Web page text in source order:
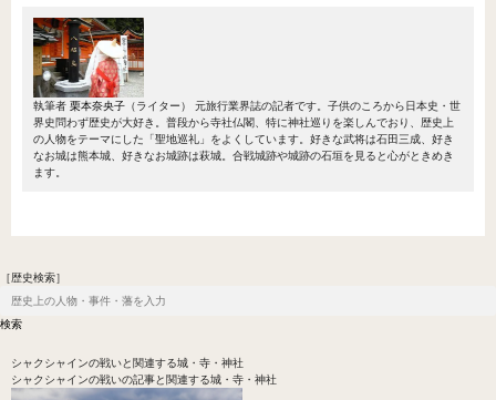
執筆者 栗本奈央子 （ライター）
元旅行業界誌の記者です。子供のころから日本史・世
界史問わず歴史が大好き。普段から寺社仏閣、特に神社巡りを楽しんでおり、歴史上
の人物をテーマにした「聖地巡礼」をよくしています。好きな武将は石田三成、好き
なお城は熊本城、好きなお城跡は萩城。合戦城跡や城跡の石垣を見ると心がときめき
ます。
［歴史検索］
シャクシャインの戦いと関連する城・寺・神社
シャクシャインの戦いの記事と関連する城・寺・神社